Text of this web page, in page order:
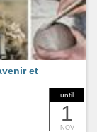
until
1
NOV
et